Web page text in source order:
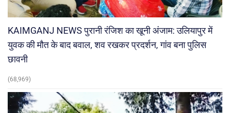
KAIMGANJ NEWS पुरानी रंजिश का खूनी अंजाम: उलियापुर में
युवक की मौत के बाद बवाल, शव रखकर प्रदर्शन, गांव बना पुलिस
छावनी
(68,969)